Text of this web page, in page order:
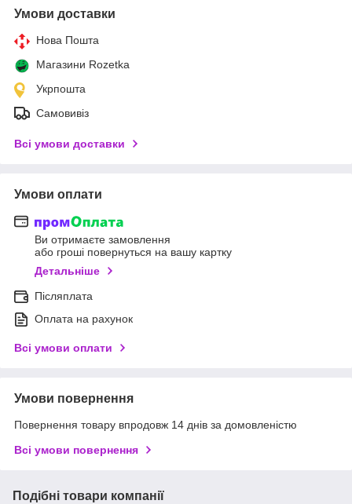
Умови доставки
Нова Пошта
Магазини Rozetka
Укрпошта
Самовивіз
Всі умови доставки
Умови оплати
Ви отримаєте замовлення
або гроші повернуться на вашу картку
Детальніше
Післяплата
Оплата на рахунок
Всі умови оплати
Умови повернення
Повернення товару впродовж 14 днів за домовленістю
Всі умови повернення
Подібні товари компанії